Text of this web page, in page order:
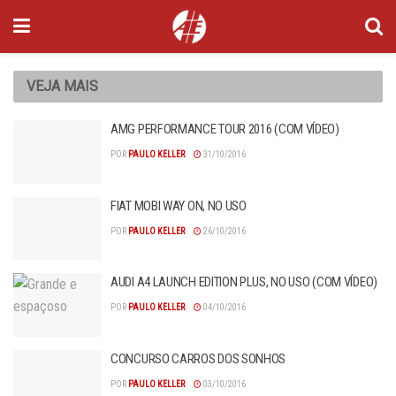
VEJA MAIS
AMG PERFORMANCE TOUR 2016 (COM VÍDEO)
POR PAULO KELLER 31/10/2016
FIAT MOBI WAY ON, NO USO
POR PAULO KELLER 26/10/2016
AUDI A4 LAUNCH EDITION PLUS, NO USO (COM VÍDEO)
POR PAULO KELLER 04/10/2016
CONCURSO CARROS DOS SONHOS
POR PAULO KELLER 03/10/2016